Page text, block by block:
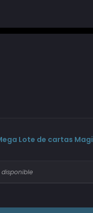
Lote de cartas
disponible